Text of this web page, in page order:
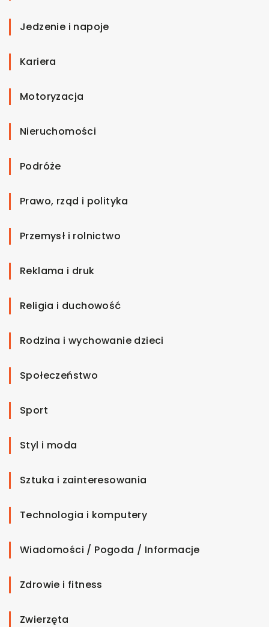
Jedzenie i napoje
Kariera
Motoryzacja
Nieruchomości
Podróże
Prawo, rząd i polityka
Przemysł i rolnictwo
Reklama i druk
Religia i duchowość
Rodzina i wychowanie dzieci
Społeczeństwo
Sport
Styl i moda
Sztuka i zainteresowania
Technologia i komputery
Wiadomości / Pogoda / Informacje
Zdrowie i fitness
Zwierzęta